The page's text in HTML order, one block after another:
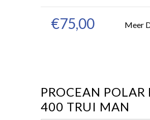
€75,00 Meer
PROCEAN POLAR
400 TRUI MAN